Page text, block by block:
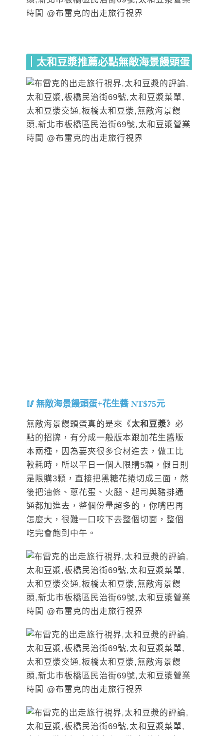
｜太和豆漿推薦必點無敵海景饅頭蛋
無敵海景饅頭蛋+花生醬 NT$75元
無敵海景饅頭蛋真的是來《太和豆漿》必
點的招牌，有分成一般版本跟加花生醬版
本兩種，因為要夾很多食材進去，做工比
較耗時，所以平日一個人限購5顆，假日則
是限購3顆，直接把黑糖花捲切成三面，然
後把油條、蔥花蛋、火腿、起司與豬排通
通都加進去，整個份量超多的，你嘴巴再
怎麼大，很難一口咬下去整個切面，整個
吃完會飽到中午。